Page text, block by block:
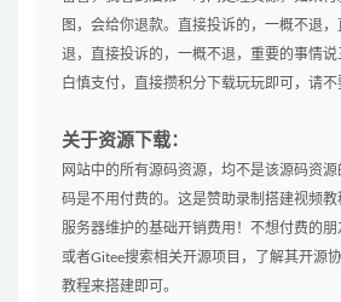
图，会给你退款。直接投诉的，一概不退
退，直接投诉的，一概不退，重要的事情
白慎支付，直接攒积分下载玩玩即可，请不
关于资源下载：
网站中的所有源码资源，均不是该源码资
码是不用付费的。这是赞助录制搭建视频教
服务器维护的基础开销费用！不想付费的
或者Gitee搜索相关开源项目，了解其开源
教程来搭建即可。